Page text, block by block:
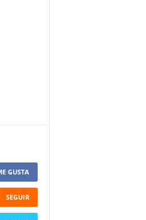
GUSTA
SEGUIR